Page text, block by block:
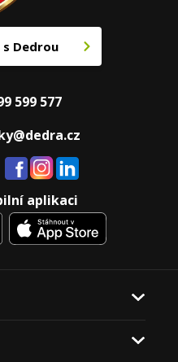
Dedrou
599 577
aplikaci